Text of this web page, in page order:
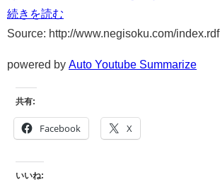
続きを読む
Source: http://www.negisoku.com/index.rdf
powered by Auto Youtube Summarize
共有:
Facebook X
いいね: